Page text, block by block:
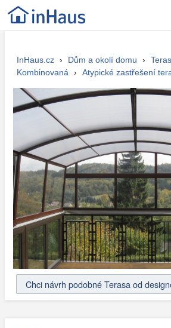
InHaus.cz › Dům a okolí domu ›
Kombinovaná
› Atypické zastřešení
Chci návrh podobné Terasa od